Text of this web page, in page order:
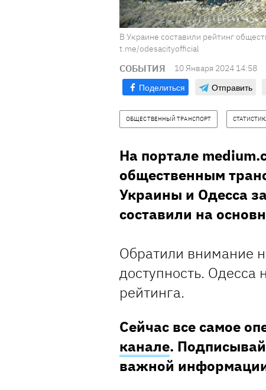
В Украине составили рейтинг
t.me/odesacityofficial
СОБЫТИЯ 10 Января 2024 14:58
Поделиться Отправить
ОБЩЕСТВЕННЫЙ ТРАНСПОРТ
На портале
общественным
Украины и Одесса
составили на
Обратили внимание
доступность. Одесса
рейтинга.
Сейчас все самое
канале.
важной